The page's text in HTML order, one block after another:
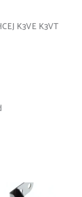
K3VE K3VT